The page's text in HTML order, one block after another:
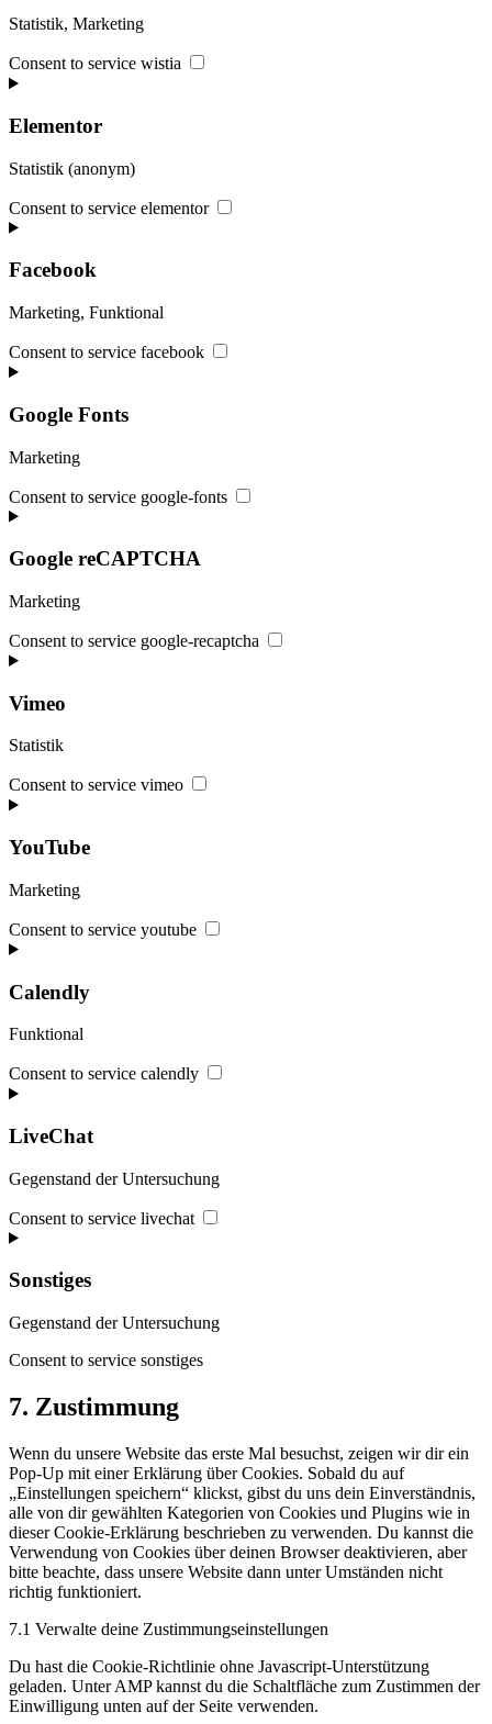
Statistik, Marketing
Consent to service wistia
Elementor
Statistik (anonym)
Consent to service elementor
Facebook
Marketing, Funktional
Consent to service facebook
Google Fonts
Marketing
Consent to service google-fonts
Google reCAPTCHA
Marketing
Consent to service google-recaptcha
Vimeo
Statistik
Consent to service vimeo
YouTube
Marketing
Consent to service youtube
Calendly
Funktional
Consent to service calendly
LiveChat
Gegenstand der Untersuchung
Consent to service livechat
Sonstiges
Gegenstand der Untersuchung
Consent to service sonstiges
7. Zustimmung
Wenn du unsere Website das erste Mal besuchst, zeigen wir dir ein
Pop-Up mit einer Erklärung über Cookies. Sobald du auf
„Einstellungen speichern“ klickst, gibst du uns dein Einverständnis,
alle von dir gewählten Kategorien von Cookies und Plugins wie in
dieser Cookie-Erklärung beschrieben zu verwenden. Du kannst die
Verwendung von Cookies über deinen Browser deaktivieren, aber
bitte beachte, dass unsere Website dann unter Umständen nicht
richtig funktioniert.
7.1 Verwalte deine Zustimmungseinstellungen
Du hast die Cookie-Richtlinie ohne Javascript-Unterstützung
geladen. Unter AMP kannst du die Schaltfläche zum Zustimmen der
Einwilligung unten auf der Seite verwenden.